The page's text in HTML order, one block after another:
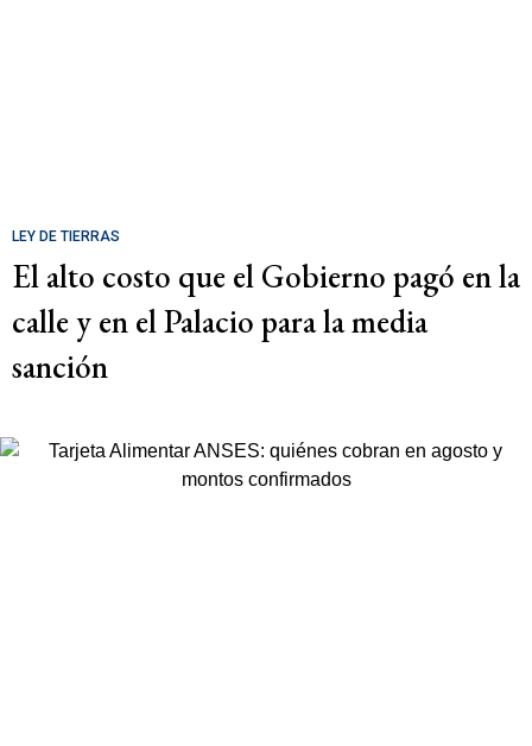
LEY DE TIERRAS
El alto costo que el Gobierno pagó en la
calle y en el Palacio para la media
sanción